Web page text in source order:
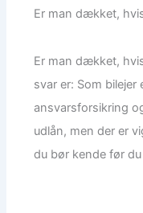
Er man dækket,
Er man dækket,
svar er: Som
ansvarsforsikring
udlån, men der er
du bør kende før